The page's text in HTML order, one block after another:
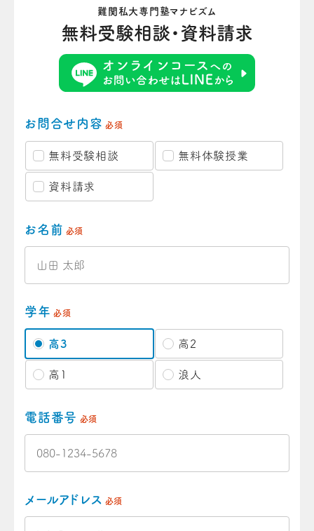
難関私大専門塾マナビズム
無料受験相談・資料請求
お問合せ内容 必須
無料受験相談 無料体験授業
資料請求
お名前 必須
学年 必須
高3 高2
高1 浪人
電話番号 必須
メールアドレス 必須